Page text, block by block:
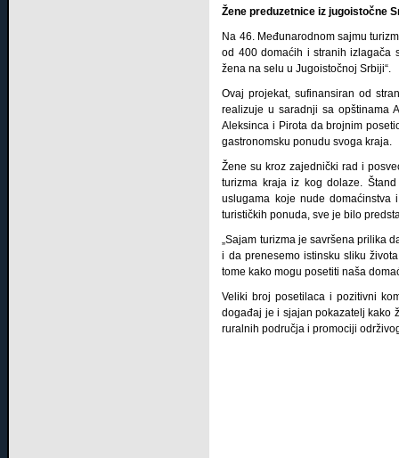
Žene preduzetnice iz jugoistočne
Na 46. Međunarodnom sajmu
od 400 domaćih i stranih izlagača
žena na selu u Jugoistočnoj Srbiji“.
Ovaj projekat, sufinansiran od
realizuje u saradnji sa opštinama
Aleksinca i Pirota da brojnim
gastronomsku ponudu svoga kraja.
Žene su kroz zajednički rad i
turizma kraja iz kog dolaze.
uslugama koje nude
turističkih ponuda, sve je bilo
„Sajam turizma je savršena prilika
i da prenesemo istinsku sliku
tome kako mogu posetiti naša
Veliki broj posetilaca i pozitivni
događaj je i sjajan pokazatelj kako
ruralnih područja i promociji